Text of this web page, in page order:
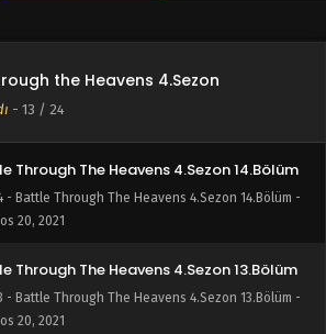
the Heavens 4.Sezon
- 13 / 24
Through The Heavens 4.Sezon 15.Bölüm
Through The Heavens 4.Sezon 14.Bölüm
- Battle Through The Heavens 4.Sezon 14.Bölüm -
20, 2021
Through The Heavens 4.Sezon 13.Bölüm
- Battle Through The Heavens 4.Sezon 13.Bölüm -
20, 2021